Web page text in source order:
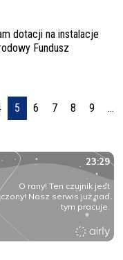
dotacji na instalacje
Fundusz
5 6 7 8 9 …